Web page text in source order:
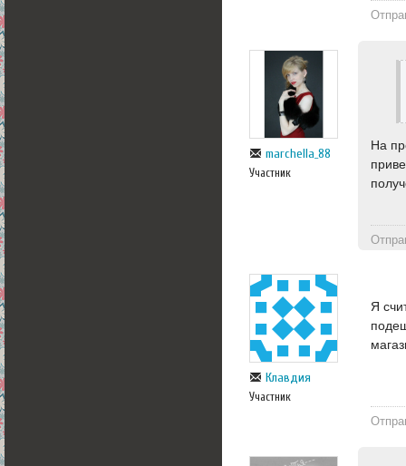
marchella_88
Участник
На
Клавдия
Участник
Я